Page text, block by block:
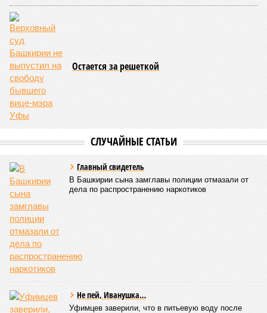
Остается за решеткой
СЛУЧАЙНЫЕ СТАТЬИ
Главный свидетель
В Башкирии сына замглавы полиции отмазали от
дела по распространению наркотиков
Не пей, Иванушка…
Уфимцев заверили, что в питьевую воду после